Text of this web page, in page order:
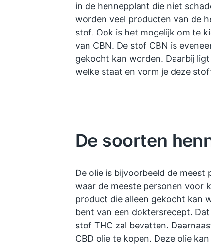
in de hennepplant die niet
worden veel producten van de
stof. Ook is het mogelijk om te
van CBN. De stof CBN is
gekocht kan worden. Daarbij
welke staat en vorm je deze
De soorten
De olie is bijvoorbeeld de
waar de meeste personen voor
product die alleen gekocht kan
bent van een doktersrecept.
stof THC zal bevatten.
CBD olie te kopen. Deze olie